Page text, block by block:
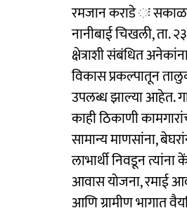
रमजान कराडे ः सकाळ
नानीबाई चिखली, ता.
क्षेत्राशी संबंधित
विकास प्रकल्पातून
उपलब्ध झाल्या आहेत.
काही ठिकाणी
सामान्य माणसांना,
लाभार्थी निवडून
आवास योजना, रमाई
आणि ग्रामीण भागात